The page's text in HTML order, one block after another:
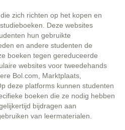
zich richten op het kopen en
Deze websites
hun gebruikte
en andere studenten de
boeken tegen gereduceerde
websites voor tweedehands
Bol.com, Marktplaats,
deze platforms kunnen studenten
boeken die ze nodig hebben
bijdragen aan
van leermaterialen.